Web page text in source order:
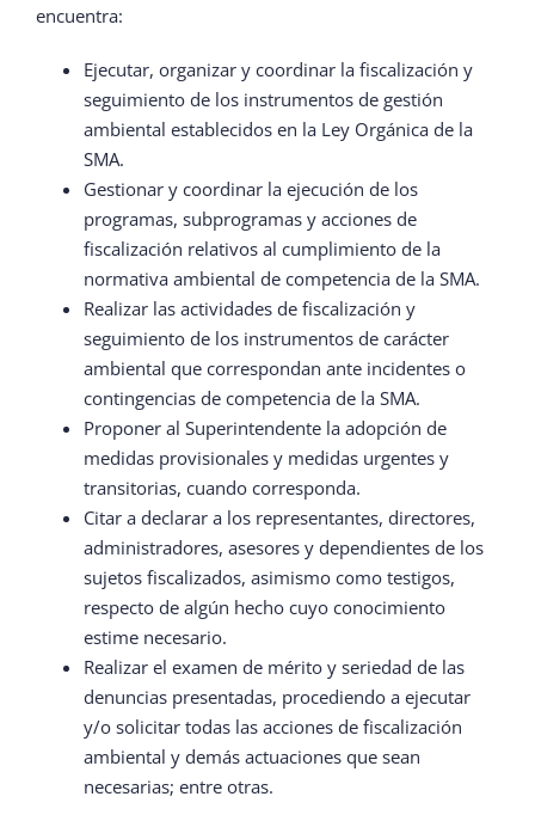
SALA DE PRENSA
PREGUNTAS FRECUENTES
CONTACTO
encuentra:
Ejecutar, organizar y coordinar la fiscalización y
seguimiento de los instrumentos de gestión
ambiental establecidos en la Ley Orgánica de la
SMA.
Gestionar y coordinar la ejecución de los
programas, subprogramas y acciones de
fiscalización relativos al cumplimiento de la
normativa ambiental de competencia de la SMA.
Realizar las actividades de fiscalización y
seguimiento de los instrumentos de carácter
ambiental que correspondan ante incidentes o
contingencias de competencia de la SMA.
Proponer al Superintendente la adopción de
medidas provisionales y medidas urgentes y
transitorias, cuando corresponda.
Citar a declarar a los representantes, directores,
administradores, asesores y dependientes de los
sujetos fiscalizados, asimismo como testigos,
respecto de algún hecho cuyo conocimiento
estime necesario.
Realizar el examen de mérito y seriedad de las
denuncias presentadas, procediendo a ejecutar
y/o solicitar todas las acciones de fiscalización
ambiental y demás actuaciones que sean
necesarias; entre otras.